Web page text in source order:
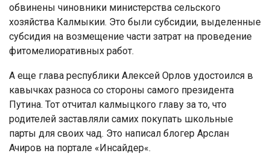
обвинены чиновники министерства сельского
хозяйства Калмыкии. Это были субсидии, выделенные
субсидия на возмещение части затрат на проведение
фитомелиоративных работ.
А еще глава республики Алексей Орлов удостоился в
кавычках разноса со стороны самого президента
Путина. Тот отчитал калмыцкого главу за то, что
родителей заставляли самих покупать школьные
парты для своих чад. Это написал блогер Арслан
Ачиров на портале «Инсайдер«.